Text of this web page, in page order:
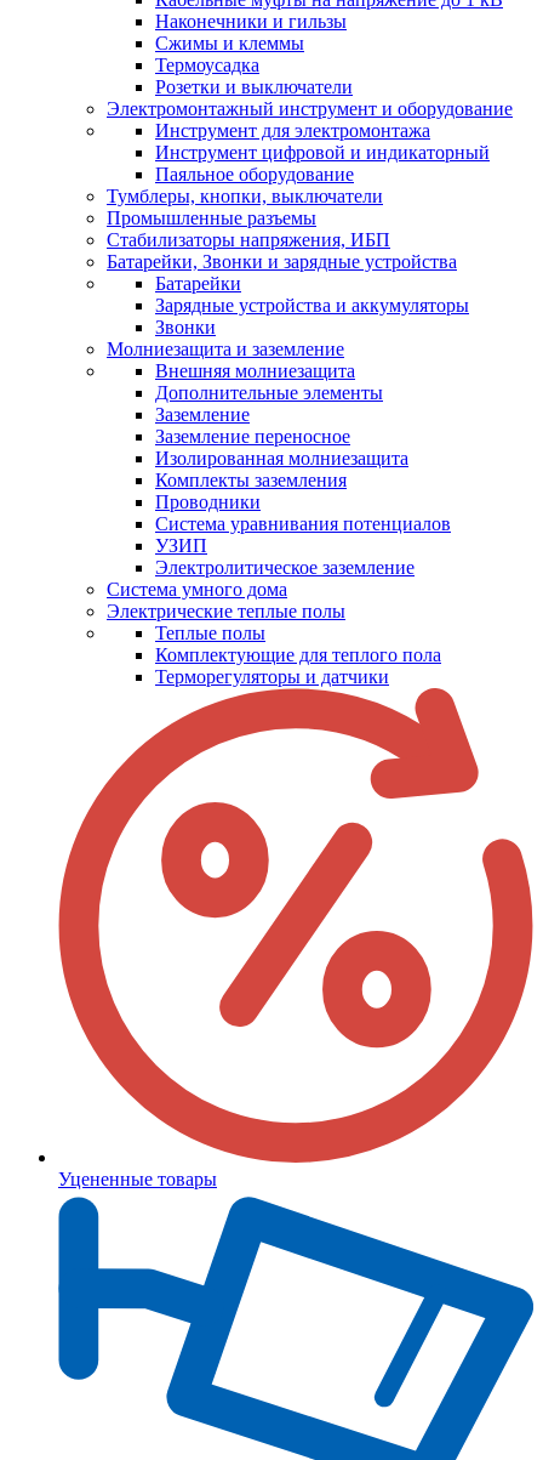
Наконечники и гильзы
Сжимы и клеммы
Термоусадка
Розетки и выключатели
Электромонтажный инструмент и оборудование
Инструмент для электромонтажа
Инструмент цифровой и индикаторный
Паяльное оборудование
Тумблеры, кнопки, выключатели
Промышленные разъемы
Стабилизаторы напряжения, ИБП
Батарейки, Звонки и зарядные устройства
Батарейки
Зарядные устройства и аккумуляторы
Звонки
Молниезащита и заземление
Внешняя молниезащита
Дополнительные элементы
Заземление
Заземление переносное
Изолированная молниезащита
Комплекты заземления
Проводники
Система уравнивания потенциалов
УЗИП
Электролитическое заземление
Система умного дома
Электрические теплые полы
Теплые полы
Комплектующие для теплого пола
Терморегуляторы и датчики
Уцененные товары